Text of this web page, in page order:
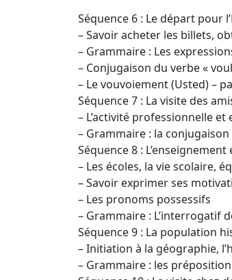
Séquence 6 : Le départ pour
– Savoir acheter les billets,
– Grammaire : Les
– Conjugaison du verbe «
– Le vouvoiement (Usted) –
Séquence 7 : La visite des
– L’activité professionnelle
– Grammaire : la
Séquence 8 :
– Les écoles, la vie scolaire,
– Savoir exprimer ses
– Les pronoms possessifs
– Grammaire : L’interrogatif
Séquence 9 : La population
– Initiation à la géographie,
– Grammaire : les